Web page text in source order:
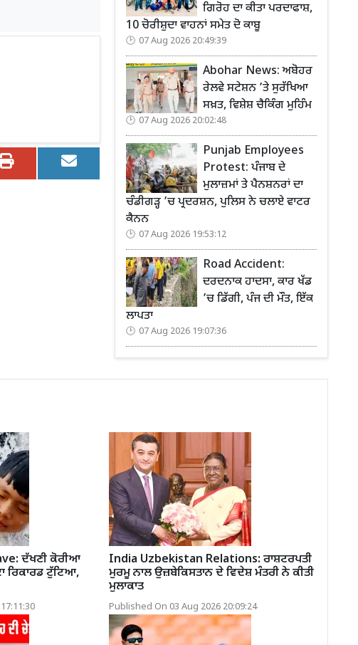
ਗਿਰੋਹ ਦਾ ਕੀਤਾ ਪਰਦਾਫਾਸ਼,
10 ਚੋਰੀਸ਼ੁਦਾ ਵਾਹਨਾਂ ਸਮੇਤ ਦੋ ਕਾਬੂ
07 Aug 2026 20:49:39
Abohar News: ਅਬੋਹਰ
ਰੇਲਵੇ ਸਟੇਸ਼ਨ ’ਤੇ ਸੁਰੱਖਿਆ
ਸਖ਼ਤ, ਵਿਸ਼ੇਸ਼ ਚੈਕਿੰਗ ਮੁਹਿੰਮ
07 Aug 2026 20:02:48
Punjab Employees
Protest: ਪੰਜਾਬ ਦੇ
ਮੁਲਾਜ਼ਮਾਂ ਤੇ ਪੈਨਸ਼ਨਰਾਂ ਦਾ
ਚੰਡੀਗੜ੍ਹ ’ਚ ਪ੍ਰਦਰਸ਼ਨ, ਪੁਲਿਸ ਨੇ ਚਲਾਏ ਵਾਟਰ
ਕੈਨਨ
07 Aug 2026 19:53:12
Road Accident:
ਦਰਦਨਾਕ ਹਾਦਸਾ, ਕਾਰ ਖੱਡ
’ਚ ਡਿੱਗੀ, ਪੰਜ ਦੀ ਮੌਤ, ਇੱਕ
ਲਾਪਤਾ
07 Aug 2026 19:07:36
ਦੱਖਣੀ ਕੋਰੀਆ
ਰਿਕਾਰਡ ਟੁੱਟਿਆ,
India Uzbekistan Relations: ਰਾਸ਼ਟਰਪਤੀ
ਮੁਰਮੂ ਨਾਲ ਉਜ਼ਬੇਕਿਸਤਾਨ ਦੇ ਵਿਦੇਸ਼ ਮੰਤਰੀ ਨੇ ਕੀਤੀ
ਮੁਲਾਕਾਤ
Published On 03 Aug 2026 20:09:24